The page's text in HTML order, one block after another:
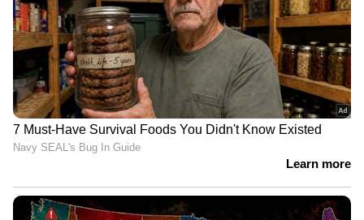
മദ്യപിച്ച്
വാഹനമോടിച്ചു;ഇന്‍ഫ്ലുവന്‍സര്‍
ഹെലന്‍ ഓഫ് സ്പാര്‍ട്ടയുടെ
ലൈസന്‍സ് സസ്പെന്‍ഡ് ചെയ്തു
'ഇനിയൊരു ദുരന്തം വരുമ്പോൾ
നമ്മുക്ക് എന്തു ചെയ്യണമെന്ന്
സംവിധാനങ്ങളാണ് ഇവിടെയുള്ളത്'